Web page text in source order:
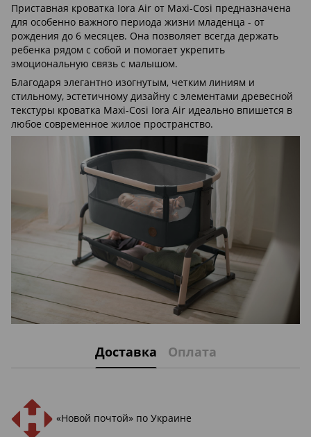
Приставная кроватка Iora Air от Maxi-Cosi предназначена
для особенно важного периода жизни младенца - от
рождения до 6 месяцев. Она позволяет всегда держать
ребенка рядом с собой и помогает укрепить
эмоциональную связь с малышом.
Благодаря элегантно изогнутым, четким линиям и
стильному, эстетичному дизайну с элементами древесной
текстуры кроватка Maxi-Cosi Iora Air идеально впишется в
любое современное жилое пространство.
Доставка Оплата
«Новой почтой» по Украине